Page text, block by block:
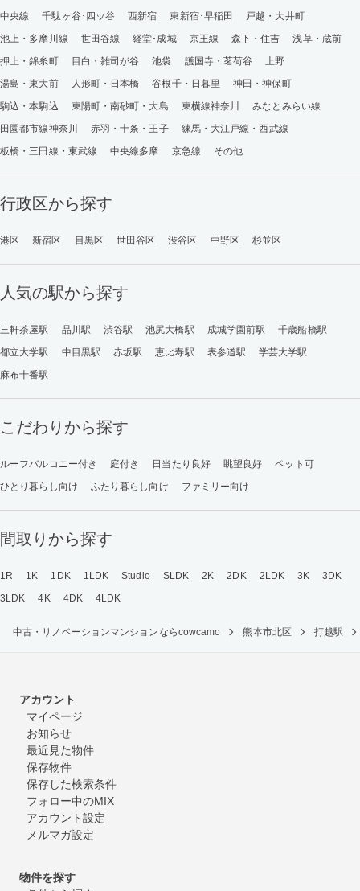
中央線
千駄ヶ谷･四ッ谷 西新宿 東新宿･早稲田
戸越・大井町
池上・多摩川線
世田谷線 経堂･成城 京王線 森下・住吉
浅草・蔵前
押上・錦糸町
目白・雑司が谷 池袋 護国寺・茗荷谷
上野
湯島・東大前
人形町・日本橋 谷根千・日暮里
神田・神保町
駒込・本駒込
東陽町・南砂町・大島 東横線神奈川
みなとみらい線
田園都市線神奈川
赤羽・十条・王子
練馬・大江戸線・西武線
板橋・三田線・東武線
中央線多摩 京急線 その他
行政区から探す
港区 新宿区 目黒区 世田谷区 渋谷区 中野区 杉並区
人気の駅から探す
三軒茶屋駅 品川駅 渋谷駅 池尻大橋駅 成城学園前駅
千歳船橋駅
都立大学駅
中目黒駅 赤坂駅 恵比寿駅 表参道駅
学芸大学駅
麻布十番駅
こだわりから探す
ルーフバルコニー付き 庭付き 日当たり良好 眺望良好
ペット可
ひとり暮らし向け
ふたり暮らし向け ファミリー向け
間取りから探す
1R 1K 1DK 1LDK Studio SLDK 2K 2DK 2LDK 3K
3DK
3LDK
4K 4DK 4LDK
中古・リノベーションマンションならcowcamo 熊本市北区 打越駅
アカウント
マイページ
お知らせ
最近見た物件
保存物件
保存した検索条件
フォロー中のMIX
アカウント設定
メルマガ設定
物件を探す